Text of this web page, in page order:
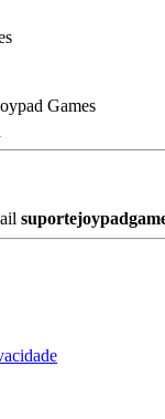
Games